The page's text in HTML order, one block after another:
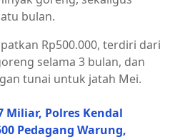
bulan.
Rp500.000, terdiri dari
selama 3 bulan, dan
tunai untuk jatah Mei.
Miliar, Polres Kendal
Pedagang Warung,